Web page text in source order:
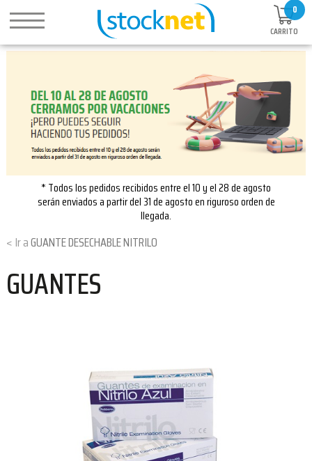
0
CARRITO
* Todos los pedidos recibidos entre el 10 y el 28 de agosto
serán enviados a partir del 31 de agosto en riguroso orden de
llegada.
GUANTE DESECHABLE NITRILO
GUANTES